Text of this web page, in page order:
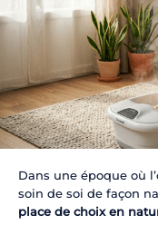
Dans une époque où
soin de soi de façon
place de choix en